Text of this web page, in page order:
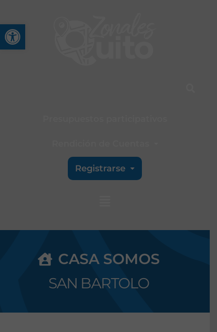
Abrir barra de
Registrarse
CASA SOMOS
SAN BARTOLO